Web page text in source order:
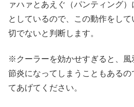
ァハァとあえぐ（パンティング
としているので、この動作をし
切でないと判断します。
※クーラーを効かせすぎると、風
節炎になってしまうこともある
てあげてください。